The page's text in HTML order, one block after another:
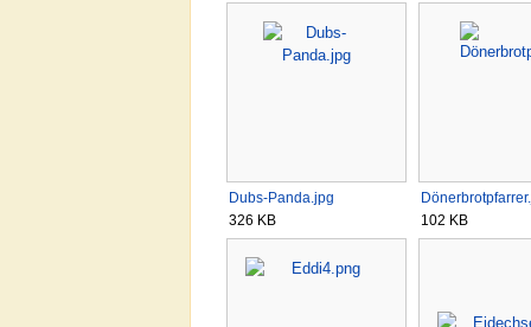
Dubs-Panda.jpg
326 KB
102 KB